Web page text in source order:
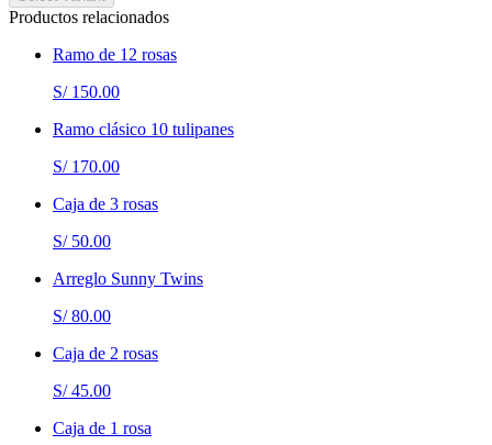
Productos relacionados
Ramo de 12 rosas
S/ 150.00
Ramo clásico 10 tulipanes
S/ 170.00
Caja de 3 rosas
S/ 50.00
Arreglo Sunny Twins
S/ 80.00
Caja de 2 rosas
S/ 45.00
Caja de 1 rosa